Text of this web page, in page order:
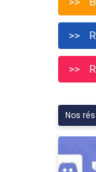
Nos